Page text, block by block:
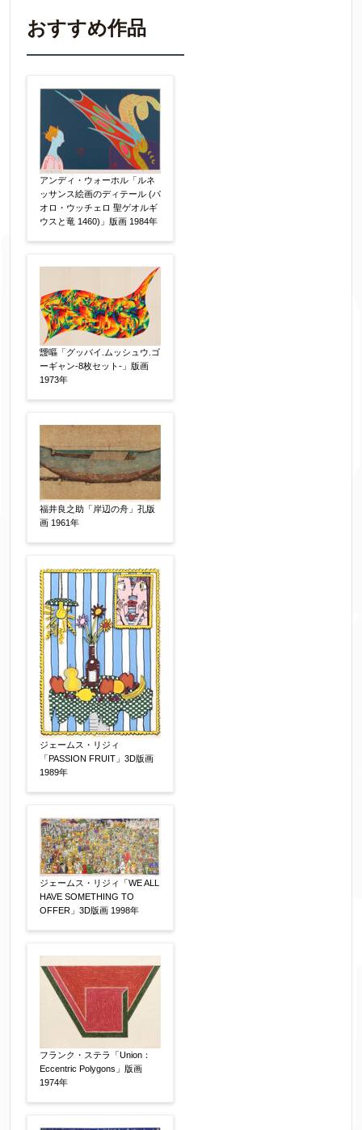
※不明な項目は空欄で結構です。
▼
作品の作家名 【任意】
作品の画題 【任意】
立体
その他
絵の画面サイズ 【任意】
体裁 【任意】
額装
軸装
その他
サイン等の有無
サイン有(自筆)
その他
限定番号 【任意】
制作年 【任意】
その他
他社様の査定価格 【任意】
会社名：
査定額：
※他社様からご提示された査定額がございました
らお知らせください。その価格が適切かお返事申
し上げます。
作品コンディション 【任意】
おすすめ作品
アンディ・ウォーホル「ルネ
ッサンス絵画のディテール (パ
オロ・ウッチェロ 聖ゲオルギ
ウスと竜 1460)」版画 1984年
靉嘔「グッバイ.ムッシュウ.ゴ
ーギャン-8枚セット-」版画
1973年
福井良之助「岸辺の舟」孔版
画 1961年
ジェームス・リジィ
「PASSION FRUIT」3D版画
1989年
ジェームス・リジィ「WE ALL
HAVE SOMETHING TO
OFFER」3D版画 1998年
フランク・ステラ「Union：
Eccentric Polygons」版画
1974年